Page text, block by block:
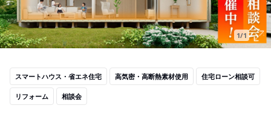
1/1
スマートハウス・省エネ住宅 高気密・高断熱素材使用 住宅ローン相談可
リフォーム 相談会